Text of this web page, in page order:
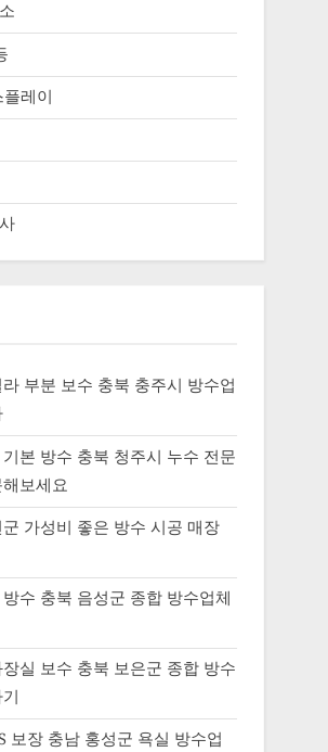
레이
부분 보수 충북 충주시 방수업
본 방수 충북 청주시 누수 전문
보세요
가성비 좋은 방수 시공 매장
수 충북 음성군 종합 방수업체
실 보수 충북 보은군 종합 방수
보장 충남 홍성군 욕실 방수업